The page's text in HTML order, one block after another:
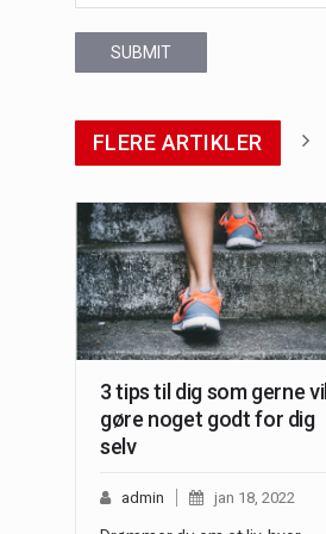
SUBMIT
FLERE ARTIKLER
3 tips til dig som gerne vil
gøre noget godt for dig
selv
admin jan 18, 2022